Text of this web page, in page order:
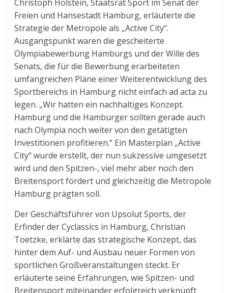
Christoph Holstein, Staatsrat Sport im Senat der
Freien und Hansestadt Hamburg, erläuterte die
Strategie der Metropole als „Active City“.
Ausgangspunkt waren die gescheiterte
Olympiabewerbung Hamburgs und der Wille des
Senats, die für die Bewerbung erarbeiteten
umfangreichen Pläne einer Weiterentwicklung des
Sportbereichs in Hamburg nicht einfach ad acta zu
legen. „Wir hatten ein nachhaltiges Konzept.
Hamburg und die Hamburger sollten gerade auch
nach Olympia noch weiter von den getätigten
Investitionen profitieren.“ Ein Masterplan „Active
City“ wurde erstellt, der nun sukzessive umgesetzt
wird und den Spitzen-, viel mehr aber noch den
Breitensport fördert und gleichzeitig die Metropole
Hamburg prägten soll.
Der Geschäftsführer von Upsolut Sports, der
Erfinder der Cyclassics in Hamburg, Christian
Toetzke, erklärte das strategische Konzept, das
hinter dem Auf- und Ausbau neuer Formen von
sportlichen Großveranstaltungen steckt. Er
erläuterte seine Erfahrungen, wie Spitzen- und
Breitensport miteinander erfolgreich verknüpft